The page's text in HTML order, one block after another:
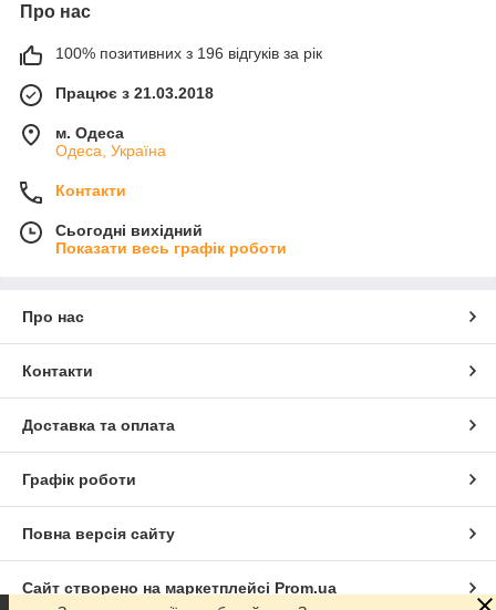
Про нас
100% позитивних з 196 відгуків за рік
Працює з 21.03.2018
м. Одеса
Одеса, Україна
Контакти
Сьогодні вихідний
Показати весь графік роботи
Про нас
Контакти
Доставка та оплата
Графік роботи
Повна версія сайту
Сайт створено на маркетплейсі Prom.ua